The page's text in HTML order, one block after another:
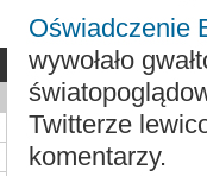
Oświadczenie
wywołało
Twitterze
komentarzy.